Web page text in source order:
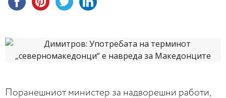
Поранешниот министер за надворешни работи,